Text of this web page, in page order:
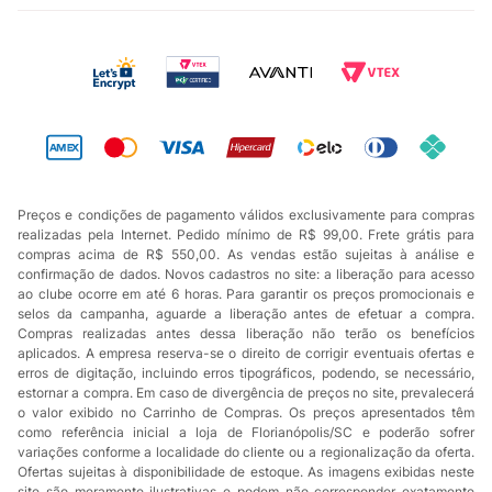
Preços e condições de pagamento válidos exclusivamente para compras
realizadas pela Internet. Pedido mínimo de R$ 99,00. Frete grátis para
compras acima de R$ 550,00. As vendas estão sujeitas à análise e
confirmação de dados. Novos cadastros no site: a liberação para acesso
ao clube ocorre em até 6 horas. Para garantir os preços promocionais e
selos da campanha, aguarde a liberação antes de efetuar a compra.
Compras realizadas antes dessa liberação não terão os benefícios
aplicados. A empresa reserva-se o direito de corrigir eventuais ofertas e
erros de digitação, incluindo erros tipográficos, podendo, se necessário,
estornar a compra. Em caso de divergência de preços no site, prevalecerá
o valor exibido no Carrinho de Compras. Os preços apresentados têm
como referência inicial a loja de Florianópolis/SC e poderão sofrer
variações conforme a localidade do cliente ou a regionalização da oferta.
Ofertas sujeitas à disponibilidade de estoque. As imagens exibidas neste